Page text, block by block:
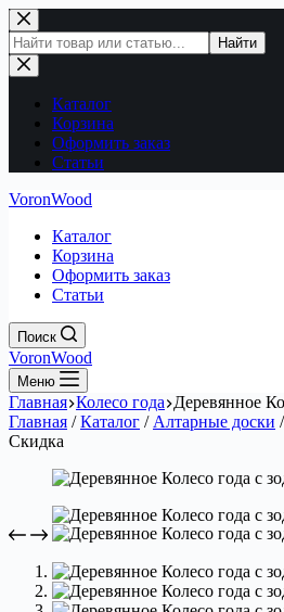
Перейти
к
сути
Поиск
по
сайту
Найти
Каталог
Корзина
Оформить заказ
Статьи
VoronWood
Каталог
Корзина
Оформить заказ
Статьи
Поиск
VoronWood
Меню
Главная Колесо года Деревянное
Главная / Каталог / Алтарные доски /
Скидка